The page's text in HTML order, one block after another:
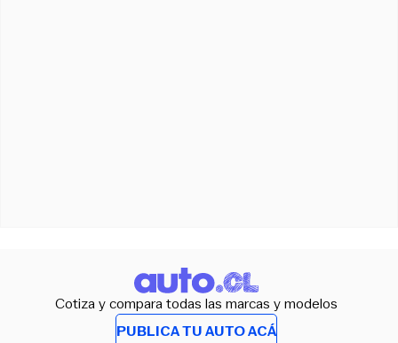
Cotiza y compara todas las marcas y modelos
PUBLICA TU AUTO ACÁ